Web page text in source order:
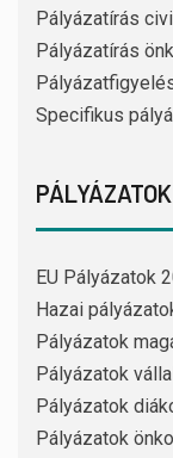
Pályázatírás
Pályázatírás
Specifikus
EU Pályázatok
Hazai
Pályázatok
Pályázatok
Pályázatok
Pályázatok